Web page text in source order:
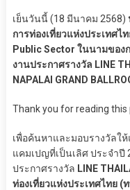
เย็นวันนี้ (18 มีนาคม 2568)
การท่องเที่ยวแห่งประเทศไ
Public Sector ในนามของ
งานประกาศรางวัล LINE
NAPALAI GRAND
Thank you for reading
เพื่อค้นหาและมอบรางวัลใ
แคมเปญที่เป็นเลิศ ประจำปี
ประกาศรางวัล LINE
ท่องเที่ยวแห่งประเทศไทย